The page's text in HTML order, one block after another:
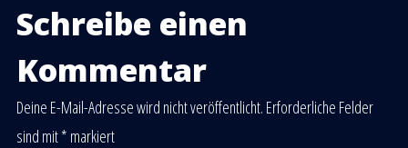
Schreibe einen
Kommentar
Deine E-Mail-Adresse wird nicht veröffentlicht. Erforderliche Felder
sind mit* markiert